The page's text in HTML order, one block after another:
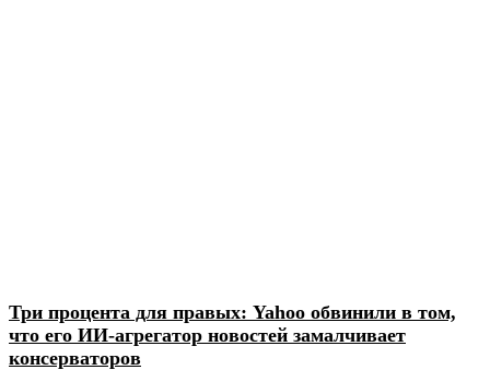
Три процента для правых: Yahoo обвинили в том,
что его ИИ-агрегатор новостей замалчивает
консерваторов